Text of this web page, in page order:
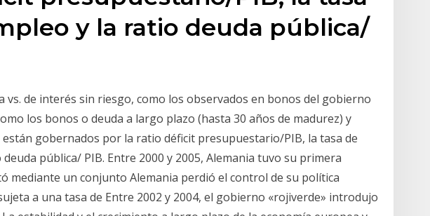
y la ratio deuda pública/
vs. de interés sin riesgo, como los observados en bonos del gobierno
los bonos o deuda a largo plazo (hasta 30 años de madurez) y
están gobernados por la ratio déficit presupuestario/PIB, la tasa de
pública/ PIB. Entre 2000 y 2005, Alemania tuvo su primera
mediante un conjunto Alemania perdió el control de su política
a una tasa de Entre 2002 y 2004, el gobierno «rojiverde» introdujo